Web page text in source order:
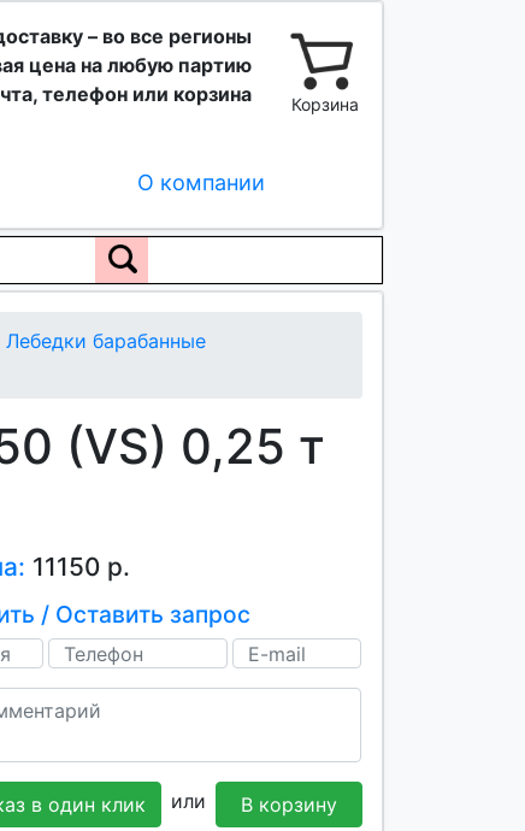
– во все регионы
цена на любую партию
телефон или корзина
Корзина
О компании
Лебедки барабанные
(VS) 0,25 т
11150 р.
/ Оставить запрос
в один клик или В корзину